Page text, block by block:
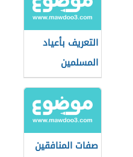
التعريف بأعياد
المسلمين
للأطفال
صفات المنافقين